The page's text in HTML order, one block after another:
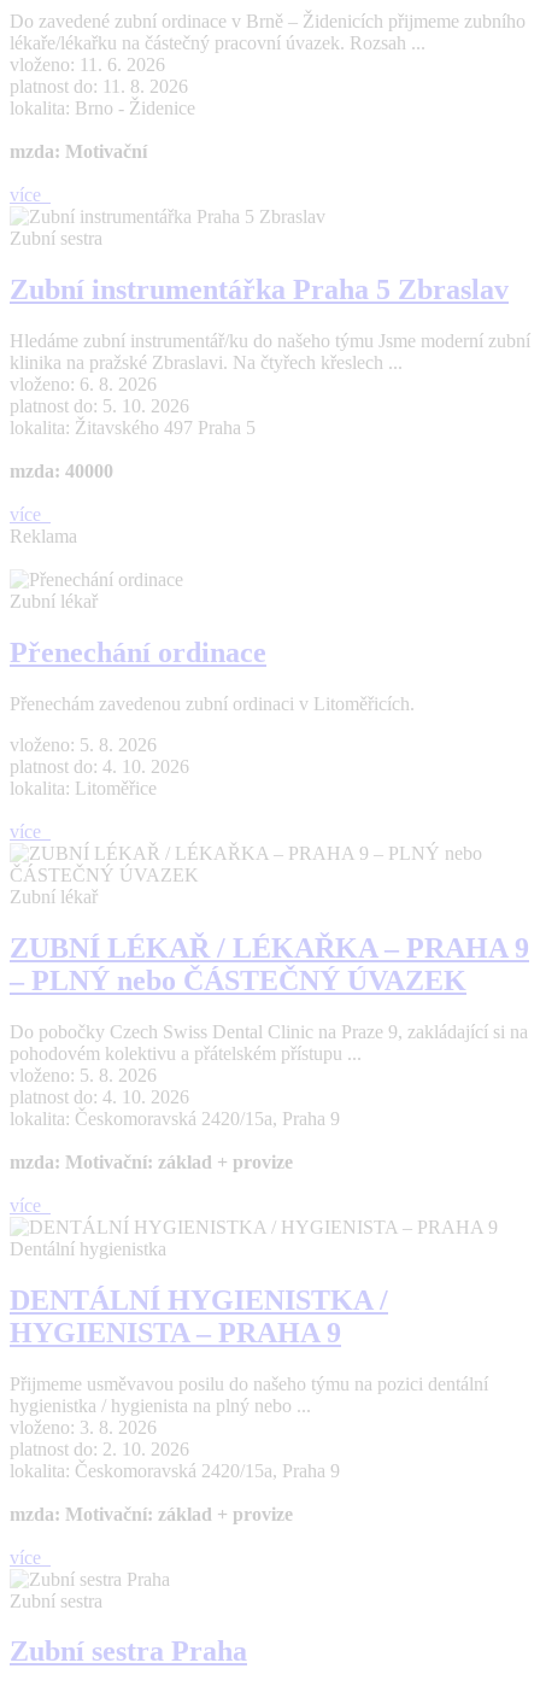
Do zavedené zubní ordinace v Brně – Židenicích přijmeme zubního
lékaře/lékařku na částečný pracovní úvazek. Rozsah ...
vloženo: 11. 6. 2026
platnost do: 11. 8. 2026
lokalita: Brno - Židenice
mzda: Motivační
více
Zubní sestra
Zubní instrumentářka Praha 5 Zbraslav
Hledáme zubní instrumentář/ku do našeho týmu Jsme moderní zubní
klinika na pražské Zbraslavi. Na čtyřech křeslech ...
vloženo: 6. 8. 2026
platnost do: 5. 10. 2026
lokalita: Žitavského 497 Praha 5
mzda: 40000
více
Reklama
Zubní lékař
Přenechání ordinace
Přenechám zavedenou zubní ordinaci v Litoměřicích.
vloženo: 5. 8. 2026
platnost do: 4. 10. 2026
lokalita: Litoměřice
více
Zubní lékař
ZUBNÍ LÉKAŘ / LÉKAŘKA – PRAHA 9
– PLNÝ nebo ČÁSTEČNÝ ÚVAZEK
Do pobočky Czech Swiss Dental Clinic na Praze 9, zakládající si na
pohodovém kolektivu a přátelském přístupu ...
vloženo: 5. 8. 2026
platnost do: 4. 10. 2026
lokalita: Českomoravská 2420/15a, Praha 9
mzda: Motivační: základ + provize
více
Dentální hygienistka
DENTÁLNÍ HYGIENISTKA /
HYGIENISTA – PRAHA 9
Přijmeme usměvavou posilu do našeho týmu na pozici dentální
hygienistka / hygienista na plný nebo ...
vloženo: 3. 8. 2026
platnost do: 2. 10. 2026
lokalita: Českomoravská 2420/15a, Praha 9
mzda: Motivační: základ + provize
více
Zubní sestra
Zubní sestra Praha